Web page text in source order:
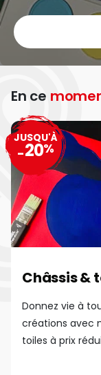
En ce
Châssis &
Donnez vie à
créations avec
toiles à prix
JUSQU'À
-20%